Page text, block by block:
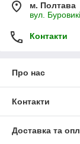
м. Полтава
вул.
Контакти
Про нас
Контакти
Доставка та